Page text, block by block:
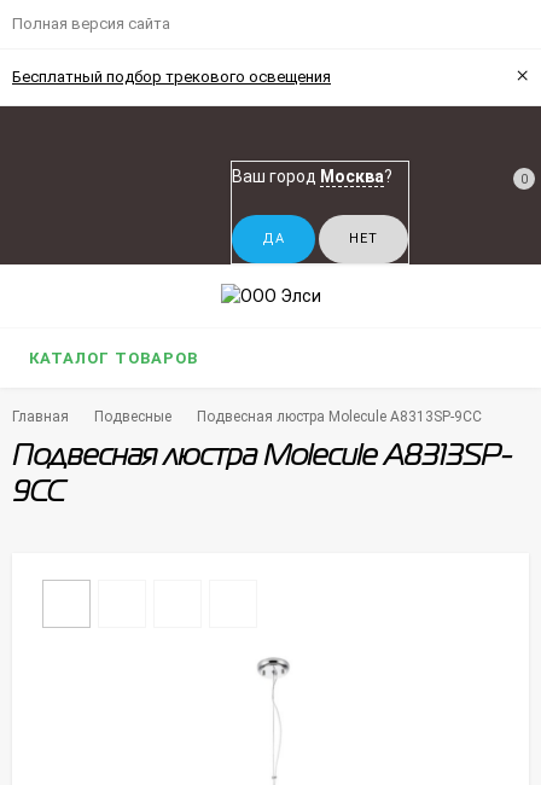
Полная версия сайта
Бесплатный подбор трекового освещения ×
Ваш город Москва? 0
КАТАЛОГ ТОВАРОВ
Главная Подвесные Подвесная люстра Molecule A8313SP-9CC
Подвесная люстра Molecule A8313SP-
9CC